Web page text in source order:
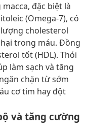
đặc biệt là
(Omega-7), có
cholesterol
trong máu. Đồng
tốt (HDL). Thói
làm sạch và tăng
chặn từ sớm
cơ tim hay đột
và tăng cường